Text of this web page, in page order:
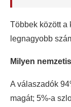
Többek között a
legnagyobb
Milyen
A válaszadók
magát; 5%-a